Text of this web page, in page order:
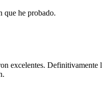
que he probado.
excelentes.